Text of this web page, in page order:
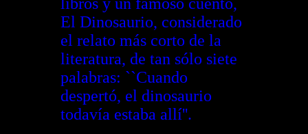
El Dinosaurio, considerado
el relato más corto de la
literatura, de tan sólo siete
palabras: ``Cuando
despertó, el dinosaurio
todavía estaba allí''.